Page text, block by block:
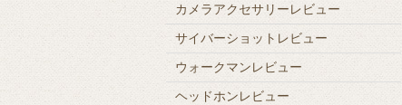
カメラアクセサリーレビュー
サイバーショットレビュー
ウォークマンレビュー
ヘッドホンレビュー